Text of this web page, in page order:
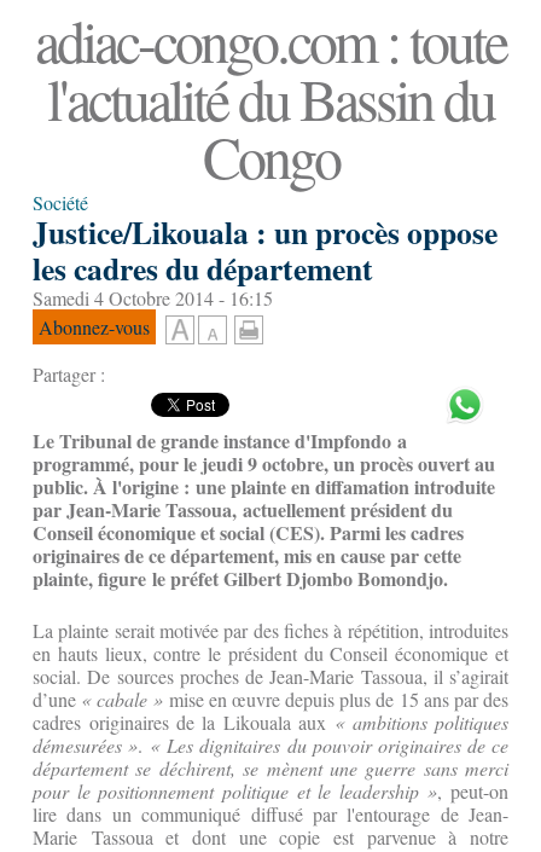
adiac-congo.com : toute
l'actualité du Bassin du
Congo
Société
Justice/Likouala : un procès oppose
les cadres du département
Samedi 4 Octobre 2014 - 16:15
Abonnez-vous
Partager :
Le Tribunal de grande instance d'Impfondo a
programmé, pour le jeudi 9 octobre, un procès ouvert au
public. À l'origine : une plainte en diffamation introduite
par Jean-Marie Tassoua, actuellement président du
Conseil économique et social (CES). Parmi les cadres
originaires de ce département, mis en cause par cette
plainte, figure le préfet Gilbert Djombo Bomondjo.
La plainte serait motivée par des fiches à répétition, introduites
en hauts lieux, contre le président du Conseil économique et
social. De sources proches de Jean-Marie Tassoua, il s’agirait
d’une « cabale » mise en œuvre depuis plus de 15 ans par des
cadres originaires de la Likouala aux « ambitions politiques
démesurées ». « Les dignitaires du pouvoir originaires de ce
département se déchirent, se mènent une guerre sans merci
pour le positionnement politique et le leadership », peut-on
lire dans un communiqué diffusé par l'entourage de Jean-
Marie Tassoua et dont une copie est parvenue à notre